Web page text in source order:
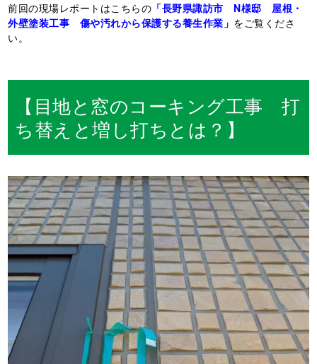
前回の現場レポートはこちらの 「長野県諏訪市 N様邸 屋根・
外壁塗装工事 傷や汚れから保護する養生作業」 をご覧くださ
い。
【目地と窓のコーキング工事 打
ち替えと増し打ちとは？】